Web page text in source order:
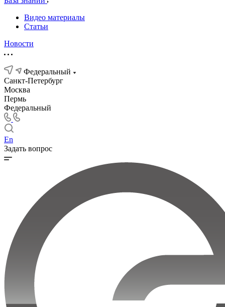
Видео материалы
Статьи
Новости
Федеральный
Санкт-Петербург
Москва
Пермь
Федеральный
En
Задать вопрос